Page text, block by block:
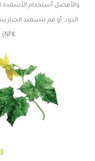
والأفضل أستخدام
NPK) مرة كل أسبوعين.